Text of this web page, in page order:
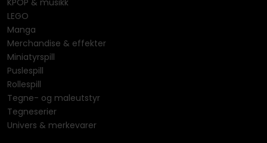
KPOP & musikk
LEGO
Manga
Merchandise & effekter
Miniatyrspill
Puslespill
Rollespill
Tegne- og maleutstyr
Tegneserier
Univers & merkevarer